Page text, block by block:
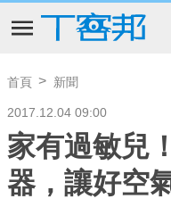
首頁 新聞
2017.12.04 09:00
家有過敏兒
器，讓好空